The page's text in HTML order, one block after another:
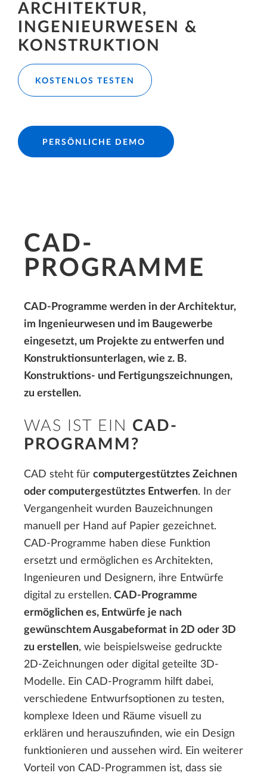
ARCHITEKTUR,
INGENIEURWESEN &
KONSTRUKTION
KOSTENLOS TESTEN
PERSÖNLICHE DEMO
CAD-
PROGRAMME
CAD-Programme werden in der Architektur,
im Ingenieurwesen und im Baugewerbe
eingesetzt, um Projekte zu entwerfen und
Konstruktionsunterlagen, wie z. B.
Konstruktions- und Fertigungszeichnungen,
zu erstellen.
WAS IST EIN CAD-
PROGRAMM?
CAD steht für computergestütztes Zeichnen
oder computergestütztes Entwerfen. In der
Vergangenheit wurden Bauzeichnungen
manuell per Hand auf Papier gezeichnet.
CAD-Programme haben diese Funktion
ersetzt und ermöglichen es Architekten,
Ingenieuren und Designern, ihre Entwürfe
digital zu erstellen. CAD-Programme
ermöglichen es, Entwürfe je nach
gewünschtem Ausgabeformat in 2D oder 3D
zu erstellen, wie beispielsweise gedruckte
2D-Zeichnungen oder digital geteilte 3D-
Modelle. Ein CAD-Programm hilft dabei,
verschiedene Entwurfsoptionen zu testen,
komplexe Ideen und Räume visuell zu
erklären und herauszufinden, wie ein Design
funktionieren und aussehen wird. Ein weiterer
Vorteil von CAD-Programmen ist, dass sie